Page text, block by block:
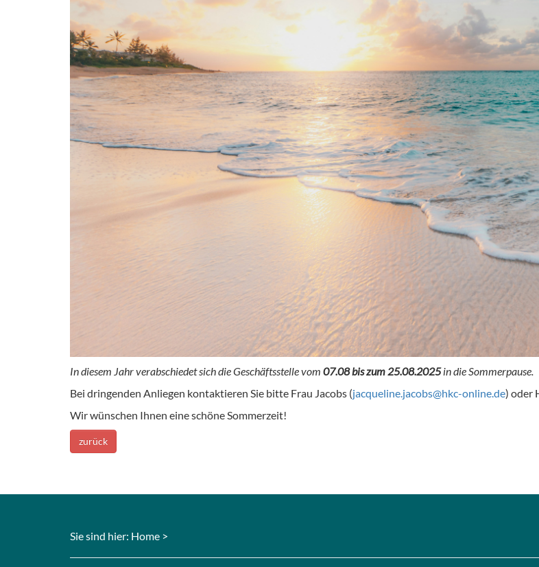
In diesem Jahr verabschiedet sich die Geschäftsstelle vom 07.08 bis zum 25.08.2025in die Sommerpause.
Bei dringenden Anliegen kontaktieren Sie bitte Frau Jacobs (jacqueline.jacobs@hkc-online.de) oder
Wir wünschen Ihnen eine schöne Sommerzeit!
zurück
Sie sind hier: Home >